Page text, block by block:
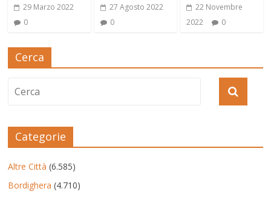
29 Marzo 2022
0
27 Agosto 2022
0
22 Novembre
2022
0
Cerca
Categorie
Altre Città (6.585)
Bordighera (4.710)